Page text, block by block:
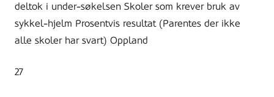
deltok i under-søkelsen Skoler som krever bruk av
sykkel-hjelm Prosentvis resultat (Parentes der ikke
alle skoler har svart) Oppland
27